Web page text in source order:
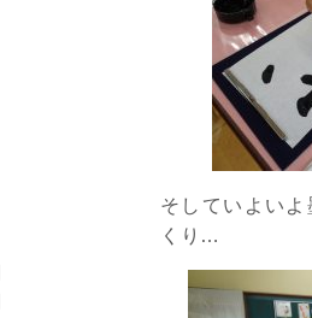
そしていよい
くり…